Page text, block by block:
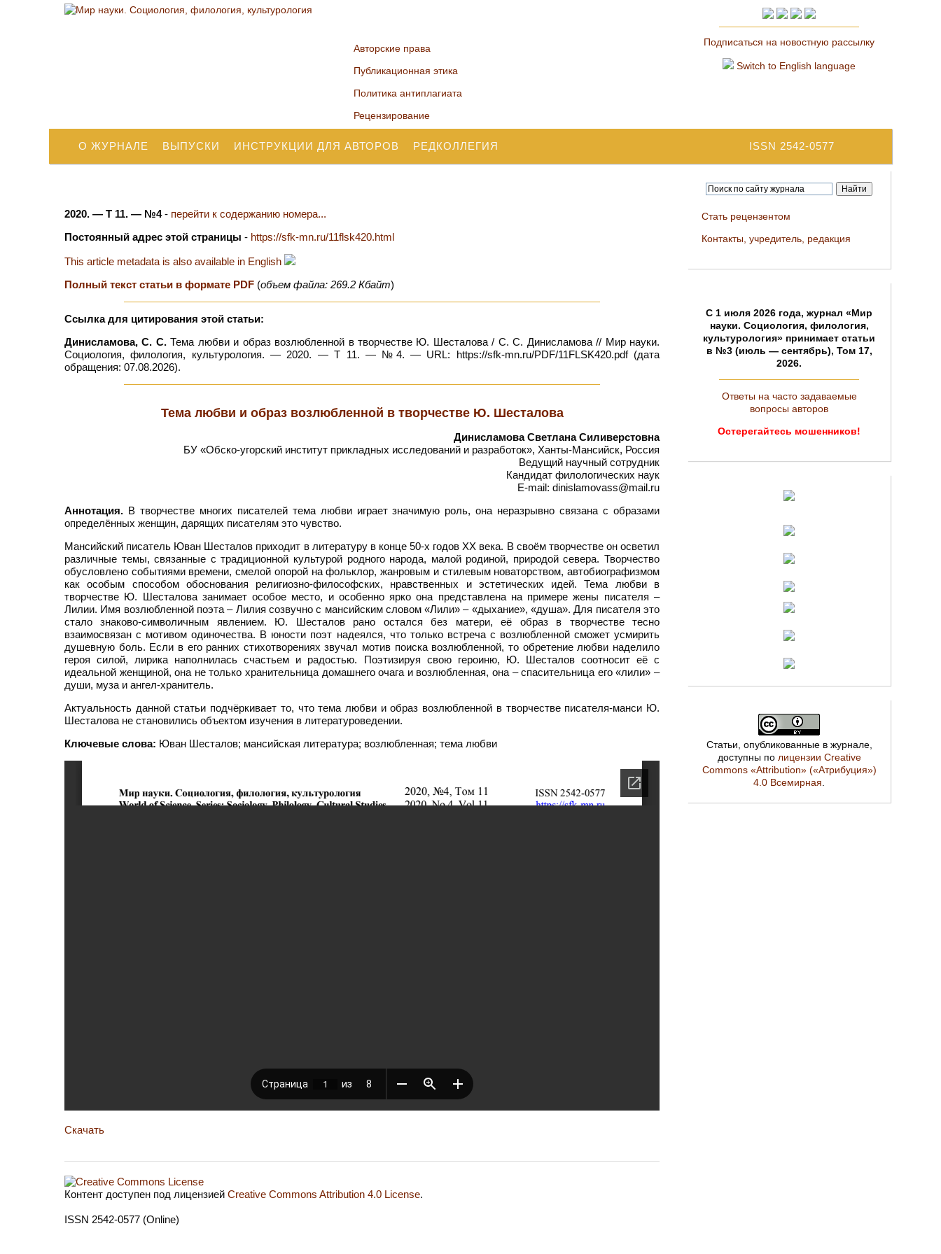
Авторские права
Публикационная этика
Политика антиплагиата
Рецензирование
Подписаться на новостную рассылку
Switch to English language
ISSN 2542-0577
О ЖУРНАЛЕ ВЫПУСКИ ИНСТРУКЦИИ ДЛЯ АВТОРОВ РЕДКОЛЛЕГИЯ
2020. — Т 11. — №4- перейти к содержанию номера...
Постоянный адрес этой страницы - https://sfk-mn.ru/11flsk420.html
This article metadata is also available in English
Полный текст статьи в формате PDF (объем файла: 269.2 Кбайт)
Ссылка для цитирования этой статьи:
Динисламова, С. С.Тема любви и образ возлюбленной в творчестве Ю. Шесталова / С. С. Динисламова // Мир науки.
Социология, филология, культурология. — 2020. — Т 11. — №4. — URL: https://sfk-mn.ru/PDF/11FLSK420.pdf (дата
обращения: 07.08.2026).
Тема любви и образ возлюбленной в творчестве Ю. Шесталова
Динисламова Светлана Силиверстовна
БУ «Обско-угорский институт прикладных исследований и разработок», Ханты-Мансийск, Россия
Ведущий научный сотрудник
Кандидат филологических наук
E-mail: dinislamovass@mail.ru
Аннотация. В творчестве многих писателей тема любви играет значимую роль, она неразрывно связана с образами
определённых женщин, дарящих писателям это чувство.
Мансийский писатель Юван Шесталов приходит в литературу в конце 50-х годов ХХ века. В своём творчестве он осветил
различные темы, связанные с традиционной культурой родного народа, малой родиной, природой севера. Творчество
обусловлено событиями времени, смелой опорой на фольклор, жанровым и стилевым новаторством, автобиографизмом
как особым способом обоснования религиозно-философских, нравственных и эстетических идей. Тема любви в
творчестве Ю. Шесталова занимает особое место, и особенно ярко она представлена на примере жены писателя –
Лилии. Имя возлюбленной поэта – Лилия созвучно с мансийским словом «Лили» – «дыхание», «душа». Для писателя это
стало знаково-символичным явлением. Ю. Шесталов рано остался без матери, её образ в творчестве тесно
взаимосвязан с мотивом одиночества. В юности поэт надеялся, что только встреча с возлюбленной сможет усмирить
душевную боль. Если в его ранних стихотворениях звучал мотив поиска возлюбленной, то обретение любви наделило
героя силой, лирика наполнилась счастьем и радостью. Поэтизируя свою героиню, Ю. Шесталов соотносит её с
идеальной женщиной, она не только хранительница домашнего очага и возлюбленная, она – спасительница его «лили» –
души, муза и ангел-хранитель.
Актуальность данной статьи подчёркивает то, что тема любви и образ возлюбленной в творчестве писателя-манси Ю.
Шесталова не становились объектом изучения в литературоведении.
Ключевые слова: Юван Шесталов; мансийская литература; возлюбленная; тема любви
Скачать
Контент доступен под лицензией Creative Commons Attribution 4.0 License.
ISSN 2542-0577 (Online)
Стать рецензентом
Контакты, учредитель, редакция
C 1 июля 2026 года, журнал «Мир
науки. Социология, филология,
культурология» принимает статьи
в №3 (июль — сентябрь), Том 17,
2026.
Ответы на часто задаваемые
вопросы авторов
Остерегайтесь мошенников!
Статьи, опубликованные в журнале,
доступны по лицензии Creative
Commons «Attribution» («Атрибуция»)
4.0 Всемирная